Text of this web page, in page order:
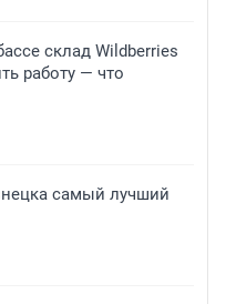
склад Wildberries
работу — что
самый лучший